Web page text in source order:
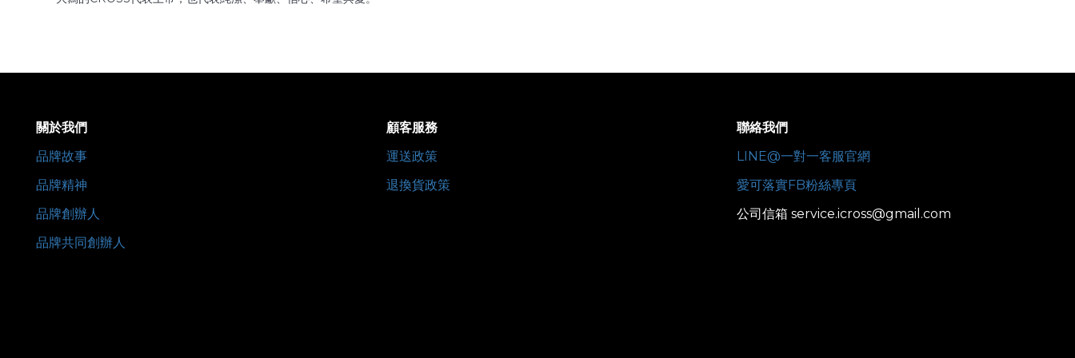
關於我們
品牌故事
品牌精神
品牌創辦人
品牌共同創辦人
顧客服務
運送政策
退換貨政策
聯絡我們
LINE@一對一客服官網
愛可落實FB粉絲專頁
公司信箱 service.icross@gmail.com